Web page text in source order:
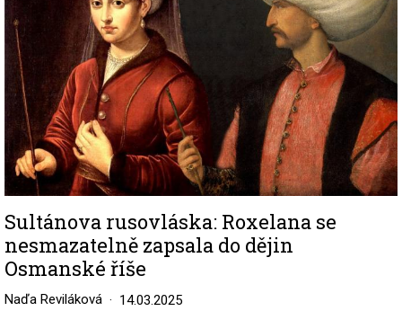
Sultánova rusovláska: Roxelana se
nesmazatelně zapsala do dějin
Osmanské říše
Naďa Reviláková 14.03.2025